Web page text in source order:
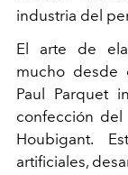
industria del
El arte de
mucho desde
Paul Parquet
confección del
Houbigant.
artificiales,